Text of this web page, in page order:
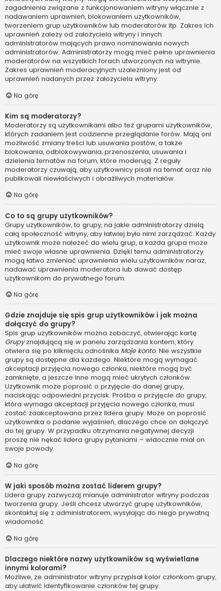
zagadnienia związane z funkcjonowaniem witryny włącznie z
nadawaniem uprawnień, blokowaniem użytkowników,
tworzeniem grup użytkowników lub moderatorów itp. Zakres ich
uprawnień zależy od założyciela witryny i innych
administratorów mających prawo nominowania nowych
administratorów. Administratorzy mogą mieć pełne uprawnienia
moderatorów na wszystkich forach utworzonych na witrynie.
Zakres uprawnień moderacyjnych uzależniony jest od
uprawnień nadanych przez założyciela witryny.
Na górę
Kim są moderatorzy?
Moderatorzy są użytkownikami albo też grupami użytkowników,
których zadaniem jest codzienne przeglądanie forów. Mają oni
możliwość zmiany treści lub usuwania postów, a także
blokowania, odblokowywania, przenoszenia, usuwania i
dzielenia tematów na forum, które moderują. Z reguły
moderatorzy czuwają, aby użytkownicy pisali na temat oraz nie
publikowali niewłaściwych i obraźliwych materiałów.
Na górę
Co to są grupy użytkowników?
Grupy użytkowników, to grupy, na jakie administratorzy dzielą
całą społeczność witryny, aby łatwiej było nimi zarządzać. Każdy
użytkownik może należeć do wielu grup, a każda grupa może
mieć swoje własne uprawnienia. Dzięki temu administratorzy
mogą łatwo zmieniać uprawnienia wielu użytkowników naraz,
nadawać uprawnienia moderatora lub dawać dostęp
użytkownikom do prywatnego forum.
Na górę
Gdzie znajduje się spis grup użytkowników i jak można
dołączyć do grupy?
Spis grup użytkowników można zobaczyć, otwierając kartę
Grupyznajdującą się w panelu zarządzania kontem, który
otwiera się po kliknięciu odnośnika Moje konto. Nie wszystkie
grupy są dostępne dla każdego. Niektóre mogą wymagać
akceptacji przyjęcia nowego członka, niektóre mogą być
zamknięte, a jeszcze inne mogą mieć ukrytych członków.
Użytkownik może poprosić o przyjęcie do danej grupy,
naciskając odpowiedni przycisk. Prośba o przyjęcie do grupy,
która wymaga akceptacji przyjęcia nowego członka, musi
zostać zaakceptowana przez lidera grupy. Może on poprosić
użytkownika o podanie wyjaśnień, dlaczego chce on dołączyć
do tej grupy. W przypadku otrzymania negatywnej decyzji
proszę nie nękać lidera grupy pytaniami – widocznie miał on
swoje powody.
Na górę
W jaki sposób można zostać liderem grupy?
Lidera grupy zazwyczaj mianuje administrator witryny podczas
tworzenia grupy. Jeśli chcesz utworzyć grupę użytkowników,
skontaktuj się z administratorem, wysyłając do niego prywatną
wiadomość.
Na górę
Dlaczego niektóre nazwy użytkowników są wyświetlane
innymi kolorami?
Możliwe, że administrator witryny przypisał kolor członkom grupy,
aby ułatwić identyfikowanie członków tej grupy.